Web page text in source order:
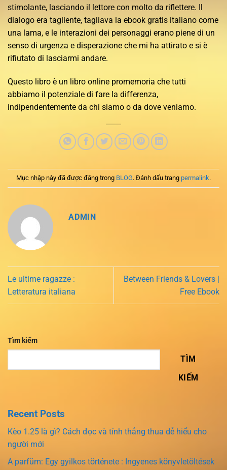
stimolante, lasciando il lettore con molto da riflettere. Il
dialogo era tagliente, tagliava la ebook gratis italiano come
una lama, e le interazioni dei personaggi erano piene di un
senso di urgenza e disperazione che mi ha attirato e si è
rifiutato di lasciarmi andare.
Questo libro è un libro online promemoria che tutti
abbiamo il potenziale di fare la differenza,
indipendentemente da chi siamo o da dove veniamo.
Mục nhập này đã được đăng trong BLOG. Đánh dấu trang permalink.
ADMIN
Le ultime ragazze :
Letteratura italiana
Between Friends & Lovers |
Free Ebook
Tìm kiếm
TÌM
KIẾM
Recent Posts
Kèo 1.25 là gì? Cách đọc và tính thắng thua dễ hiểu cho
người mới
A parfüm: Egy gyilkos története : Ingyenes könyvletöltések